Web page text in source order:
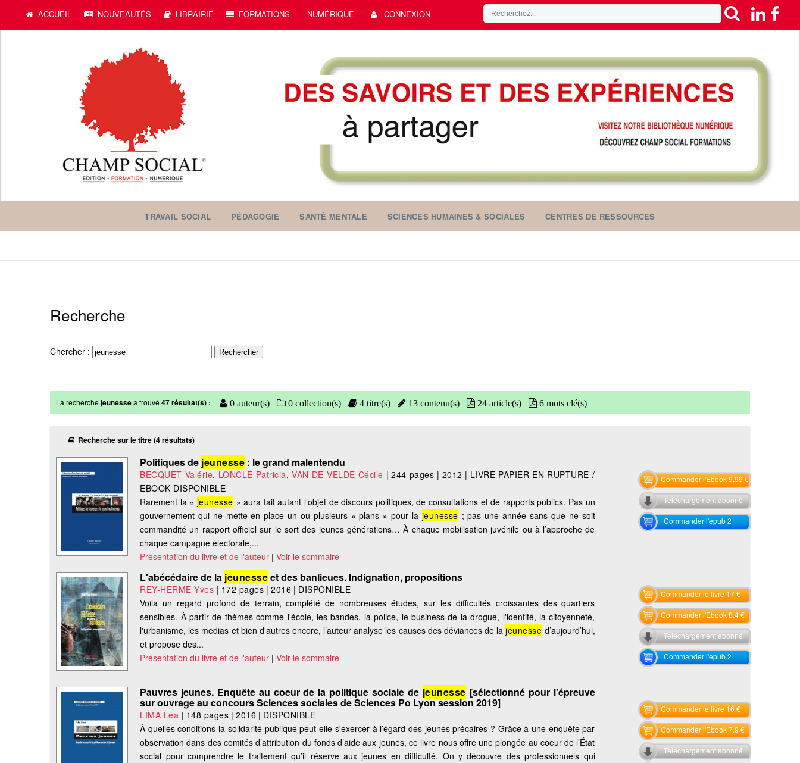
ACCUEIL NOUVEAUTÉS LIBRAIRIE FORMATIONS NUMÉRIQUE CONNEXION
TRAVAIL SOCIAL PÉDAGOGIE SANTÉ MENTALE SCIENCES HUMAINES & SOCIALES CENTRES DE RESSOURCES
Recherche
Chercher :
La recherchejeunessea trouvé47 résultat(s) : 0 auteur(s) 0 collection(s) 4 titre(s) 13 contenu(s) 24 article(s) 6 mots clé(s)
Recherche sur le titre (4 résultats)
Politiques de jeunesse : le grand malentendu
BECQUET Valérie, LONCLE Patricia,VAN DE VELDE Cécile |244 pages | 2012 | LIVRE PAPIER EN RUPTURE /
EBOOK DISPONIBLE
Rarement la « jeunesse » aura fait autant l’objet de discours politiques, de consultations et de rapports publics. Pas un
gouvernement qui ne mette en place un ou plusieurs « plans » pour la jeunesse ; pas une année sans que ne soit
commandité un rapport officiel sur le sort des jeunes générations… À chaque mobilisation juvénile ou à l’approche de
chaque campagne électorale,...
Présentation du livre et de l'auteur |Voir le sommaire
Commander l'Ebook 9.99 €
Téléchargement abonné
Commander l'epub 2
L'abécédaire de la jeunesseet des banlieues. Indignation, propositions
REY-HERME Yves | 172 pages |2016 | DISPONIBLE
Voila un regard profond de terrain, complété de nombreuses études, sur les difficultés croissantes des quartiers
sensibles. À partir de thèmes comme l'école, les bandes, la police, le business de la drogue, l'identité, la citoyenneté,
l'urbanisme, les medias et bien d'autres encore, l’auteur analyse les causes des déviances de lajeunesse d’aujourd’hui,
et propose des...
Présentation du livre et de l'auteur |Voir le sommaire
Commander le livre 17 €
Commander l'Ebook 8.4 €
Téléchargement abonné
Commander l'epub 2
Pauvres jeunes. Enquête au coeur de la politique sociale de jeunesse [sélectionné pour l'épreuve
sur ouvrage au concours Sciences sociales de Sciences Po Lyon session 2019]
LIMA Léa | 148 pages |2016 | DISPONIBLE
À quelles conditions la solidarité publique peut-elle s'exercer à l’égard des jeunes précaires ? Grâce à une enquête par
observation dans des comités d’attribution du fonds d’aide aux jeunes, ce livre nous offre une plongée au coeur de l’État
social pour comprendre le traitement qu’il réserve aux jeunes en difficulté. On y découvre des professionnels qui
Commander le livre 16 €
Commander l'Ebook 7.9 €
Téléchargement abonné